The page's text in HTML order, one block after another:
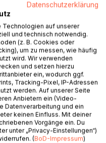
Datenschutzerklärung
Technologien auf unserer
und technisch notwendig.
(z. B. Cookies oder
um zu messen, wie häufig
wird. Wir verwenden
und setzen hierzu
ein, wodurch ggf.
Tracking-Pixel, IP-Adressen
werden. Auf unserer Seite
Anbietern ein (Video-
Datenverarbeitung und ein
keinen Einfluss. Mit deiner
Vorgänge ein. Du
unter „Privacy-Einstellungen“)
(BoD-Impressum)